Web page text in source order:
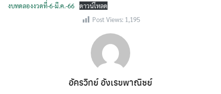
งบทดลองงวดที่-6-มี.ค.-66 ดาวน์โหลด
Post Views: 1,195
อัครวิทย์ อังเรขพาณิชย์